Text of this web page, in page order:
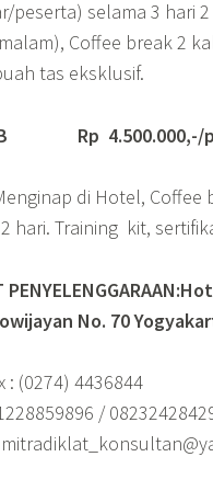
peserta) selama 3 hari
Coffee break 2
tas eksklusif.
Rp 4.500.000,-/
di Hotel,
hari. Training kit,
No. 70
: (0274) 4436844
/